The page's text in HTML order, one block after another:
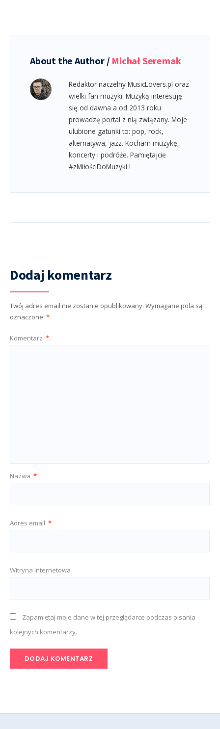
About the Author / Michał Seremak
Redaktor naczelny MusicLovers.pl oraz
wielki fan muzyki. Muzyką interesuję
się od dawna a od 2013 roku
prowadzę portal z nią związany. Moje
ulubione gatunki to: pop, rock,
alternatywa, jazz. Kocham muzykę,
koncerty i podróże. Pamiętajcie
#zMiłościDoMuzyki !
Dodaj komentarz
Twój adres email nie zostanie opublikowany. Wymagane pola są
oznaczone *
Komentarz *
Nazwa *
Adres email *
Witryna internetowa
Zapamiętaj moje dane w tej przeglądarce podczas pisania
kolejnych komentarzy.